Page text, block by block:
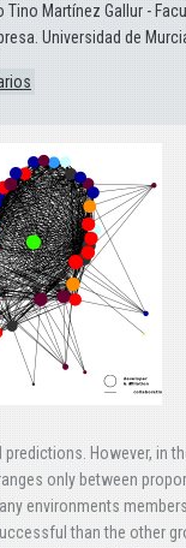
Tino Martínez Gallur -
Universidad de
However, in
only between
environments
than the other